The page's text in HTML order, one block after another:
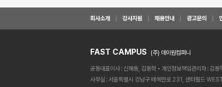
회사소개 강사지원 채용안내 광고문의
FAST CAMPUS (주) 데이원컴퍼니
공동대표이사 신해동, 김동혁 개인정보책임관리자
김동
사무실 서울특별시 강남구 테헤란로 231, 센터필드